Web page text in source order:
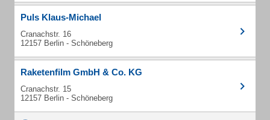
Puls Klaus-Michael
Cranachstr. 16
12157 Berlin - Schöneberg
Raketenfilm GmbH & Co. KG
Cranachstr. 15
12157 Berlin - Schöneberg